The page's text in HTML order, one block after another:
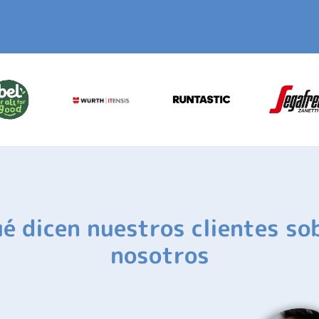
dicen nuestros clientes
nosotros